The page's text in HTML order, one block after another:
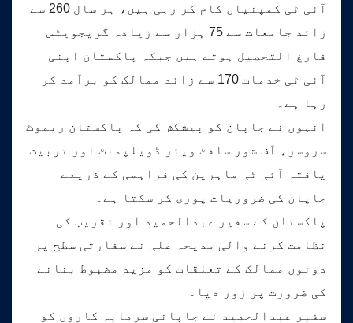
آئی ٹی کمپنیاں کام کر رہی ہیں، ہر سال 260 سے
زائد جامعات سے 75 ہزار سے زیادہ گریجویٹس
فارغ التحصیل ہوتے ہیں جبکہ پاکستان اپنی
آئی ٹی خدمات 170 سے زائد ممالک کو برآمد کر
رہا ہے۔
انہوں نے جاپان کو پیشکش کی کہ پاکستان ریموٹ
سروسز، آف شور سافٹ ویئر ڈویلپمنٹ اور تربیت
یافتہ آئی ٹی ماہرین کی فراہمی کے ذریعے
جاپان کی ضروریات پوری کر سکتا ہے۔
پاکستان کے سفیر عبدالحمید اور تقریب کی
نظامت کرنے والی مدیحہ علی نے سفارتی سطح پر
دونوں ممالک کے تعلقات کو مزید مضبوط بنانے
کی ضرورت پر زور دیا۔
سفیر عبدالحمید نے جاپانی سرمایہ کاروں کو